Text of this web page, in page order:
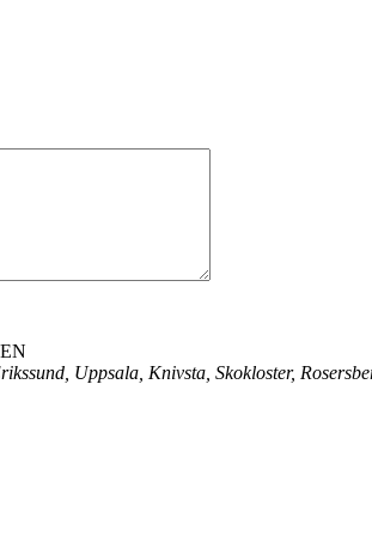
Uppsala, Knivsta, Skokloster,